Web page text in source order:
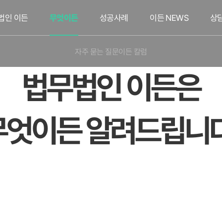
인 이든 무엇이든
자주 묻는 질문이든 칼럼
성공사례 이든 NEWS 상
법무법인 이든은
이든 알려드립니